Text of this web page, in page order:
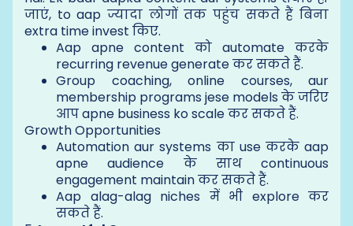
जाएं, to aap ज्यादा लोगों तक पहुंच सकते हैं बिना
extra time invest किए.
Aap apne content को automate करके
recurring revenue generate कर सकते हैं.
Group coaching, online courses, aur
membership programs jese models के जरिए
आप apne business ko scale कर सकते हैं.
Growth Opportunities
Automation aur systems का use करके aap
apne audience के साथ continuous
engagement maintain कर सकते हैं.
Aap alag-alag niches में भी explore कर
सकते हैं.